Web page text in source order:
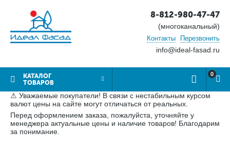
8-812-980-47-47
(многоканальный)
Контакты Перезвонить
info@ideal-fasad.ru
КАТАЛОГ
ТОВАРОВ
0
⚠ Уважаемые покупатели! В связи с нестабильным курсом
валют цены на сайте могут отличаться от реальных.
Перед оформлением заказа, пожалуйста, уточняйте у
менеджера актуальные цены и наличие товаров! Благодарим
за понимание.